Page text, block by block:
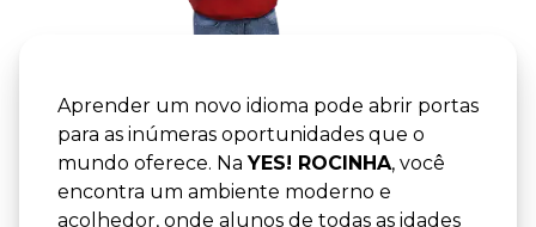
Aprender um novo idioma pode abrir portas
para as inúmeras oportunidades que o
mundo oferece. NaYES! ROCINHA, você
encontra um ambiente moderno e
acolhedor, onde alunos de todas as idades